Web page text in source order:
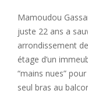
Mamoudou
juste 22 ans a
arrondissement
étage d’un
“mains nues”
seul bras au